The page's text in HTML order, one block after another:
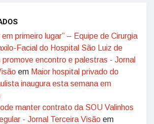
primeiro lugar” – Equipe de Cirurgia
Facial do Hospital São Luiz de
promove encontro e palestras - Jornal
em Maior hospital privado do
inaugura esta semana em
manter contrato da SOU Valinhos
- Jornal Terceira Visão em